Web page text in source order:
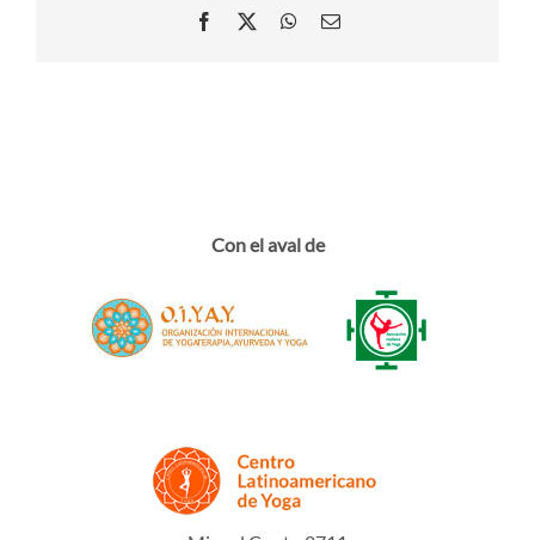
Facebook WhatsApp
Email
Con el aval de